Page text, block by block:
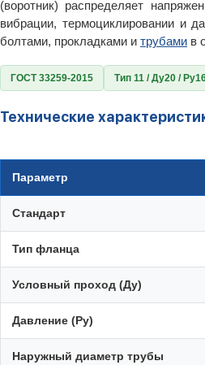
(воротник) распределяет
вибрации, термоциклировании и
болтами, прокладками и трубами в
ГОСТ 33259-2015 Тип 11 / Ду20 /
Технические
Параметр
Стандарт
Тип фланца
Условный проход (Ду)
Давление (Ру)
Наружный диаметр трубы